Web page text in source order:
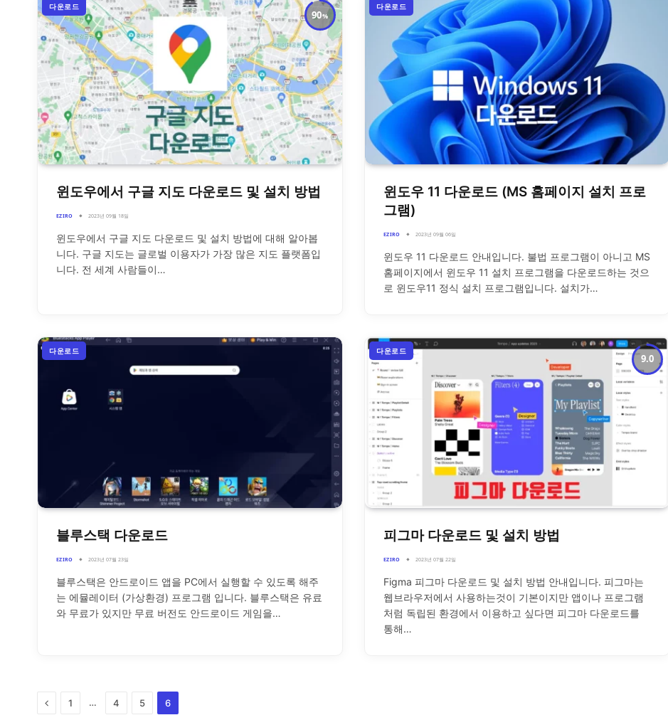
90
다운로드
윈도우에서 구글 지도 다운로드 및 설치 방법
EZIRO 2023년 09월 18일
윈도우에서 구글 지도 다운로드 및 설치 방법에 대해 알아봅
니다. 구글 지도는 글로벌 이용자가 가장 많은 지도 플랫폼입
니다. 전 세계 사람들이…
다운로드
윈도우 11 다운로드 (MS 홈페이지 설치 프로
그램)
EZIRO 2023년 09월 06일
윈도우 11 다운로드 안내입니다. 불법 프로그램이 아니고 MS
홈페이지에서 윈도우 11 설치 프로그램을 다운로드하는 것으
로 윈도우11 정식 설치 프로그램입니다. 설치가…
다운로드
블루스택 다운로드
EZIRO 2023년 07월 23일
블루스택은 안드로이드 앱을 PC에서 실행할 수 있도록 해주
는 에뮬레이터 (가상환경) 프로그램 입니다. 블루스택은 유료
와 무료가 있지만 무료 버전도 안드로이드 게임을…
9.0
다운로드
피그마 다운로드 및 설치 방법
EZIRO 2023년 07월 22일
Figma 피그마 다운로드 및 설치 방법 안내입니다. 피그마는
웹브라우저에서 사용하는것이 기본이지만 앱이나 프로그램
처럼 독립된 환경에서 이용하고 싶다면 피그마 다운로드를
통해…
Previous
1 … 4 5 6